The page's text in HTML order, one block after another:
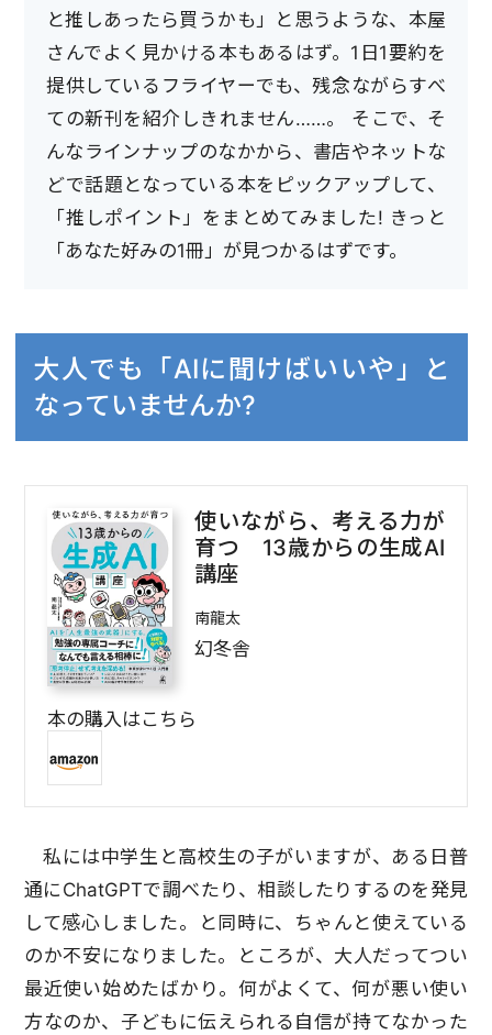
と推しあったら買うかも」と思うような、本屋
さんでよく見かける本もあるはず。1日1要約を
提供しているフライヤーでも、残念ながらすべ
ての新刊を紹介しきれません……。 そこで、そ
んなラインナップのなかから、書店やネットな
どで話題となっている本をピックアップして、
「推しポイント」をまとめてみました! きっと
「あなた好みの1冊」が見つかるはずです。
大人でも「AIに聞けばいいや」と
なっていませんか?
使いながら、考える力が
育つ 13歳からの生成AI
講座
南龍太
幻冬舎
本の購入はこちら
私には中学生と高校生の子がいますが、ある日普
通にChatGPTで調べたり、相談したりするのを発見
して感心しました。と同時に、ちゃんと使えている
のか不安になりました。ところが、大人だってつい
最近使い始めたばかり。何がよくて、何が悪い使い
方なのか、子どもに伝えられる自信が持てなかった